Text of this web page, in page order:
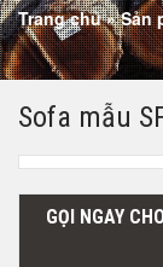
Trang chủ»Sản
Sofa mẫu
GỌI NGAY